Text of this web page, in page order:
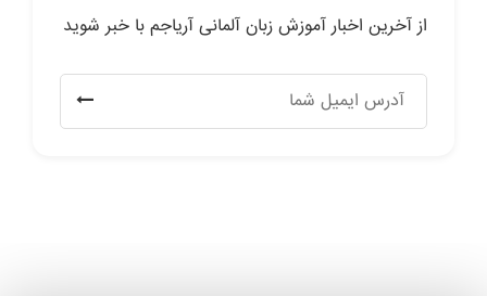
از آخرین اخبار آموزش زبان آلمانی آریاجم با خبر شوید